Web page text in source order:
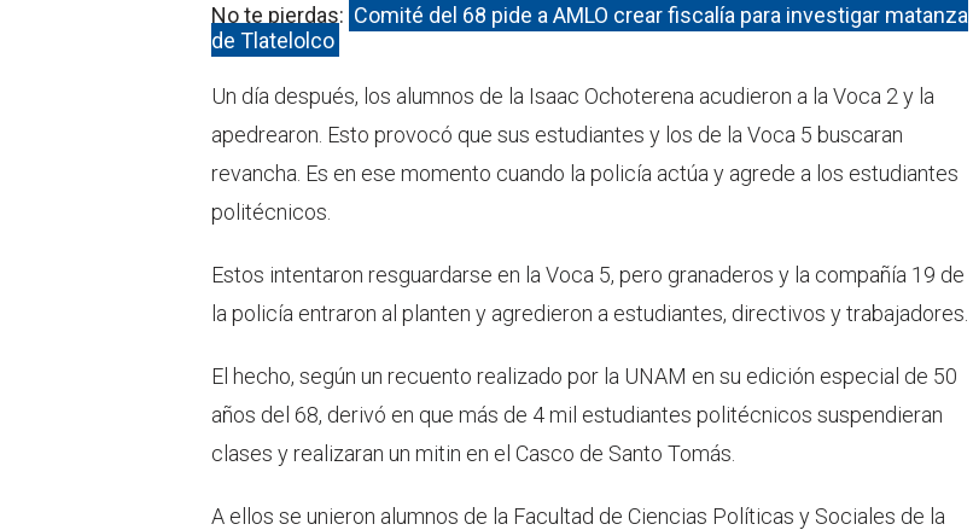
No te pierdas: Comité del 68 pide a AMLO crear fiscalía para investigar matanza
de Tlatelolco
Un día después, los alumnos de la Isaac Ochoterena acudieron a la Voca 2 y la
apedrearon. Esto provocó que sus estudiantes y los de la Voca 5 buscaran
revancha. Es en ese momento cuando la policía actúa y agrede a los estudiantes
politécnicos.
Estos intentaron resguardarse en la Voca 5, pero granaderos y la compañía 19 de
la policía entraron al planten y agredieron a estudiantes, directivos y trabajadores.
El hecho, según un recuento realizado por la UNAM en su edición especial de 50
años del 68, derivó en que más de 4 mil estudiantes politécnicos suspendieran
clases y realizaran un mitin en el Casco de Santo Tomás.
A ellos se unieron alumnos de la Facultad de Ciencias Políticas y Sociales de la